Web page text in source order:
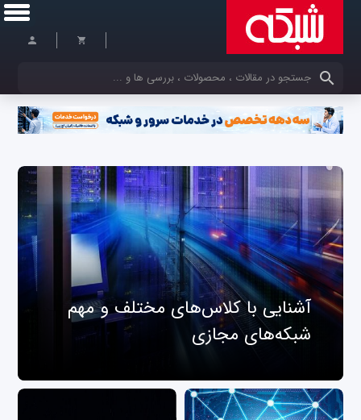
کلمات کلیدی خود را وارد کنید
آشنایی با کلاس‌های مختلف و مهم
شبکه‌های مجازی